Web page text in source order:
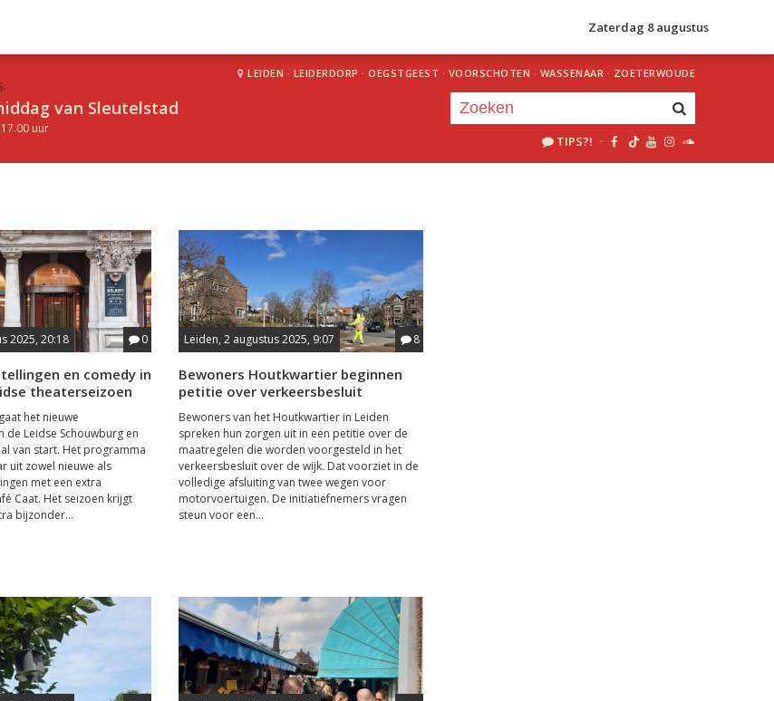
Zaterdag 8 augustus
van Sleutelstad
uur
LEIDEN · LEIDERDORP · OEGSTGEEST · VOORSCHOTEN · WASSENAAR · ZOETERWOUDE
TIPS?! ·
2025, 20:18 0
en comedy in
theaterseizoen
het nieuwe
de Leidse Schouwburg en
van start. Het programma
uit zowel nieuwe als
met een extra
Caat. Het seizoen krijgt
bijzonder...
Leiden, 2 augustus 2025, 9:07 8
Bewoners Houtkwartier beginnen
petitie over verkeersbesluit
Bewoners van het Houtkwartier in Leiden
spreken hun zorgen uit in een petitie over de
maatregelen die worden voorgesteld in het
verkeersbesluit over de wijk. Dat voorziet in de
volledige afsluiting van twee wegen voor
motorvoertuigen. De initiatiefnemers vragen
steun voor een...